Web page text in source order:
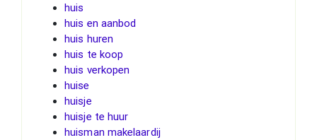
huis
huis en aanbod
huis huren
huis te koop
huis verkopen
huise
huisje
huisje te huur
huisman makelaardij